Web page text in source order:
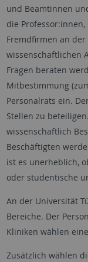
und Beamtinnen
die
Fremdfirmen an
wissenschaftlichen
Fragen beraten
Mitbestimmung
Personalrats ein.
Stellen zu
wissenschaftlich
Beschäftigten
ist es unerheblich,
oder studentische
An der Universität
Bereiche. Der
Kliniken wählen
Zusätzlich wählen